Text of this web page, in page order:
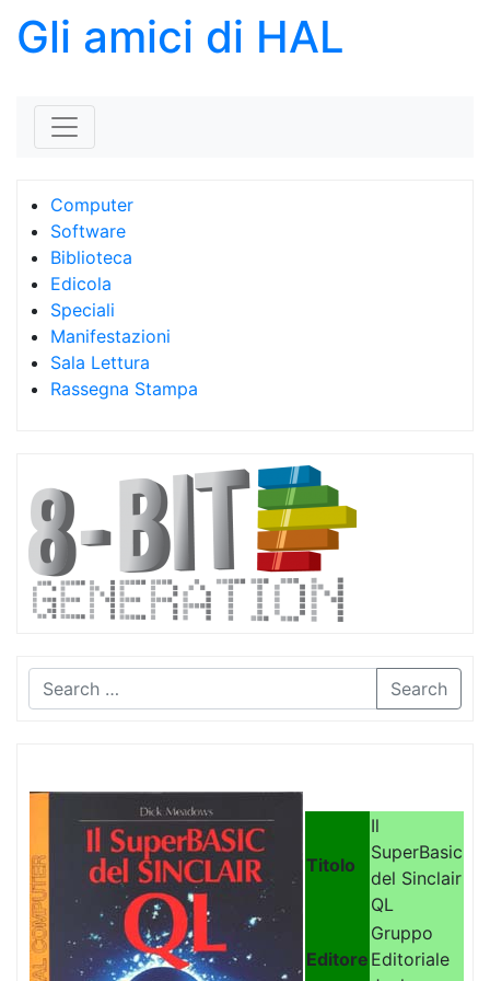
Gli amici di HAL
Computer
Software
Biblioteca
Edicola
Speciali
Manifestazioni
Sala Lettura
Rassegna Stampa
Search
Titolo
Il
SuperBasic
del Sinclair
QL
Editore
Gruppo
Editoriale